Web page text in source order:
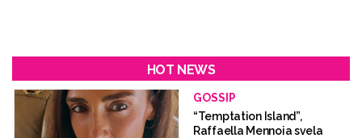
HOT NEWS
GOSSIP
“Temptation Island”,
Raffaella Mennoia svela